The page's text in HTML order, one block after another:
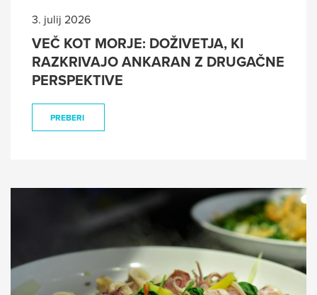
3. julij 2026
VEČ KOT MORJE: DOŽIVETJA, KI
RAZKRIVAJO ANKARAN Z DRUGAČNE
PERSPEKTIVE
PREBERI